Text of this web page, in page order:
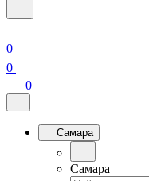
0
0
0
Самара
Самара